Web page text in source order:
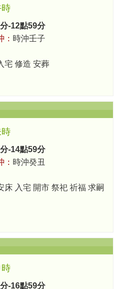
-12點59分
： 時沖壬子
宅 修造 安葬
-14點59分
： 時沖癸丑
床 入宅 開市 祭祀 祈福 求嗣
-16點59分